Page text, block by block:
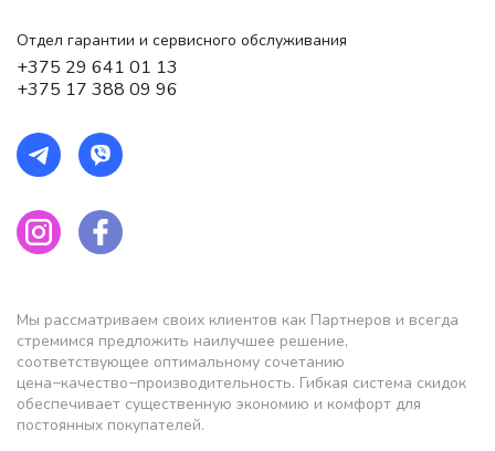
Отдел гарантии и сервисного обслуживания
+375 29 641 01 13
+375 17 388 09 96
Мы рассматриваем своих клиентов как Партнеров и всегда
стремимся предложить наилучшее решение,
соответствующее оптимальному сочетанию
цена−качество−производительность. Гибкая система скидок
обеспечивает существенную экономию и комфорт для
постоянных покупателей.